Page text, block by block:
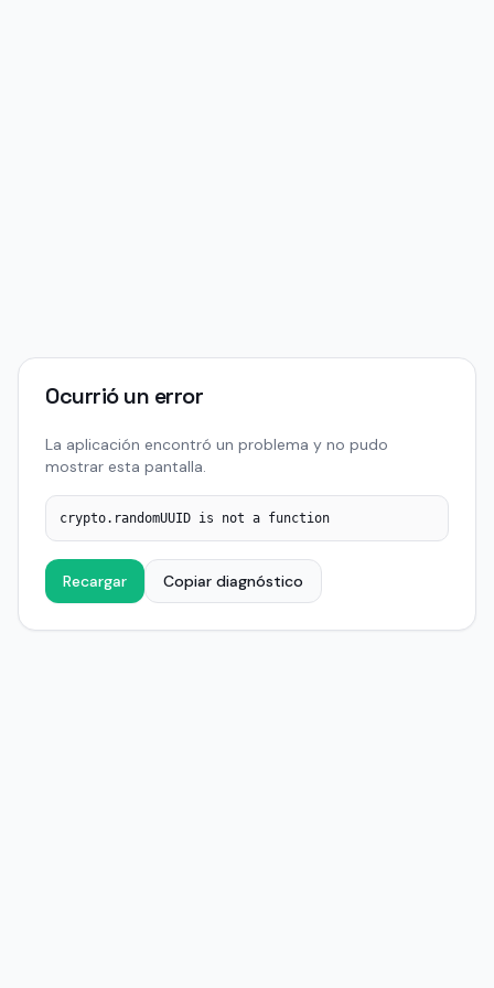
Ocurrió un error
La aplicación encontró un problema y no pudo
mostrar esta pantalla.
crypto.randomUUID is not a function
Recargar Copiar diagnóstico